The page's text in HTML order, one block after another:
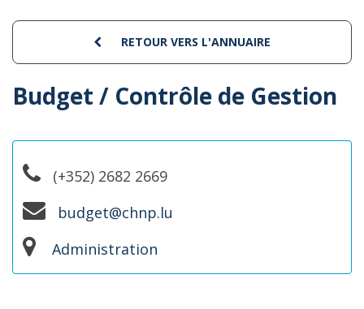
RETOUR VERS L'ANNUAIRE
Budget / Contrôle de Gestion
(+352) 2682 2669
budget@chnp.lu
Administration